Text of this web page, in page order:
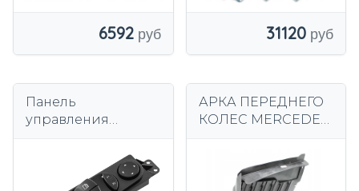
6592 31120
Панель
управления
м Modecar DA-8231
АРКА ПЕРЕДНЕГО
КОЛЕС MERCEDES
A1248840435